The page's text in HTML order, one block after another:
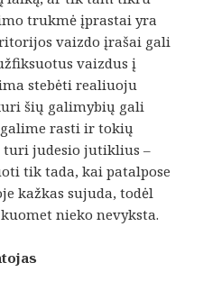
trukmė įprastai yra
vaizdo įrašai gali
vaizdus į
stebėti realiuoju
šių galimybių gali
rasti ir tokių
turi judesio jutiklius –
tik tada, kai patalpose
kažkas sujuda, todėl
nieko nevyksta.